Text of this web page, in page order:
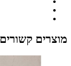
מוצרים קשורים